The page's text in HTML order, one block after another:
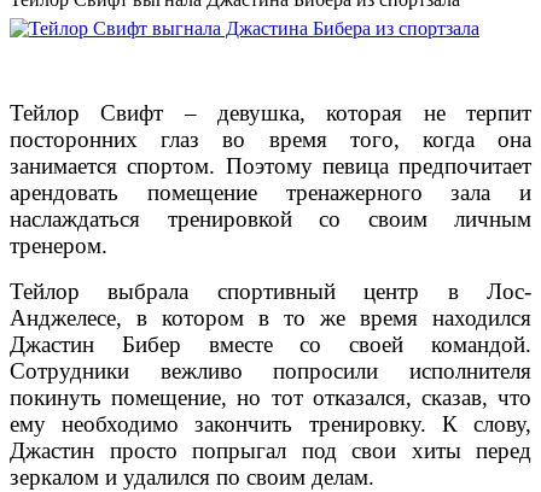
Тейлор Свифт – девушка, которая не терпит
посторонних глаз во время того, когда она
занимается спортом. Поэтому певица предпочитает
арендовать помещение тренажерного зала и
наслаждаться тренировкой со своим личным
тренером.
Тейлор выбрала спортивный центр в Лос-
Анджелесе, в котором в то же время находился
Джастин Бибер вместе со своей командой.
Сотрудники вежливо попросили исполнителя
покинуть помещение, но тот отказался, сказав, что
ему необходимо закончить тренировку. К слову,
Джастин просто попрыгал под свои хиты перед
зеркалом и удалился по своим делам.